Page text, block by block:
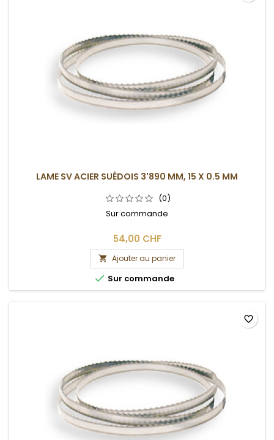
LAME SV ACIER SUÉDOIS 3'890 MM, 15 X 0.5 MM
(0)
Sur commande
54,00 CHF
 Ajouter au panier
 Sur commande
favorite_border